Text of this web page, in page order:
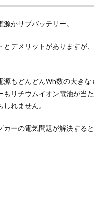
かサブバッテリー。
とデメリットがありますが
源もどんどんWh数の大きな
もリチウムイオン電池が当
れません。
カーの電気問題が解決する